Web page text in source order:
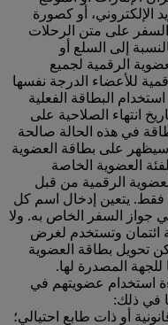
الإلكتروني، أو كصورة
على متن الرحلات
إلى السلع أو
الرقمية لجميع
للأعضاء الدرجة نفسها
استخدام البطاقة الفعلية
انتهاء الصلاحية على
في هذه الحالة صالحة
سيظهر على بطاقة العضوية
لفئة العضوية الخاصة
الرقمية من قبل
فقط. يتعين إدخال اسم كل
جواز السفر الخاص به. ولا
ائتمان وتستخدم لغرض
تحويل بطاقة العضوية
للجهة المصدرة لها.
استخدام عضويتهم في
في ذلك:
أو ذات طابع احتيالي؛